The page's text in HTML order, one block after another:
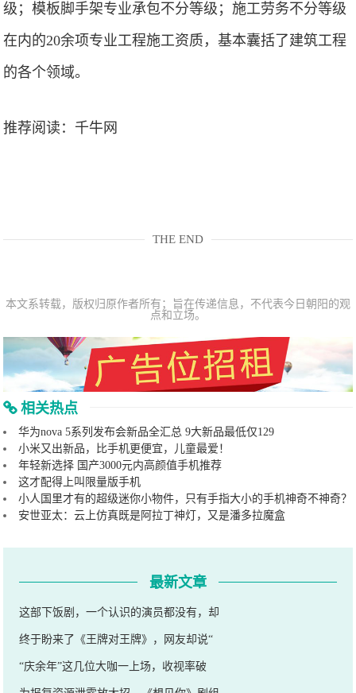
级；模板脚手架专业承包不分等级；施工劳务不分等级
在内的20余项专业工程施工资质，基本囊括了建筑工程
的各个领域。
推荐阅读： 千牛网
THE END
本文系转载，版权归原作者所有；旨在传递信息，不代表今日朝阳的观
点和立场。
相关热点
华为nova 5系列发布会新品全汇总 9大新品最低仅129
小米又出新品，比手机更便宜，儿童最爱！
年轻新选择 国产3000元内高颜值手机推荐
这才配得上叫限量版手机
小人国里才有的超级迷你小物件，只有手指大小的手机神奇不神奇？
安世亚太：云上仿真既是阿拉丁神灯，又是潘多拉魔盒
最新文章
这部下饭剧，一个认识的演员都没有，却
终于盼来了《王牌对王牌》，网友却说“
“庆余年”这几位大咖一上场，收视率破